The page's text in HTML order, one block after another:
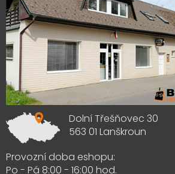
Dolní Třešňovec 30
563 01 Lanškroun
Provozní doba eshopu:
Po - Pá 8:00 - 16:00 hod.